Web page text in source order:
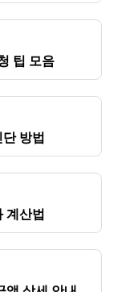
팁 모음
방법
계산법